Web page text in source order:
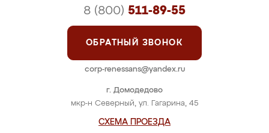
г. Домодедово
мкр-н Северный, ул. Гагарина, 45
СХЕМА ПРОЕЗДА
8 (800) 511-89-55
ОБРАТНЫЙ ЗВОНОК
corp-renessans@yandex.ru